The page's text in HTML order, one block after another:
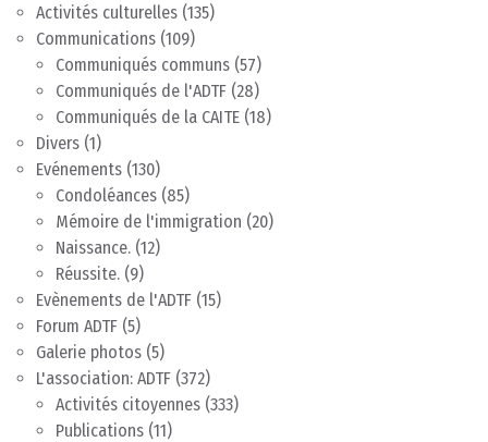
Activités culturelles (135)
Communications (109)
Communiqués communs (57)
Communiqués de l'ADTF (28)
Communiqués de la CAITE (18)
Divers (1)
Evénements (130)
Condoléances (85)
Mémoire de l'immigration (20)
Naissance. (12)
Réussite. (9)
Evènements de l'ADTF (15)
Forum ADTF (5)
Galerie photos (5)
L'association: ADTF (372)
Activités citoyennes (333)
Publications (11)